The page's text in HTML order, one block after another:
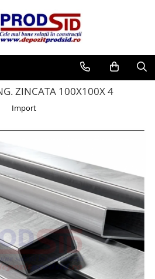
Var
ZINCATA 100X100X 4
Import